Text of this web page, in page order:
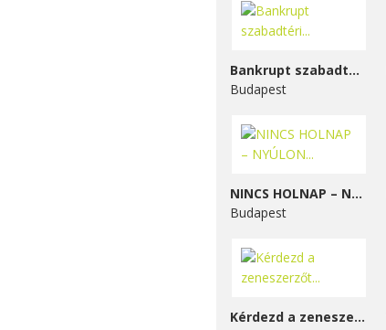
Bankrupt szabadtéri...
Budapest
NINCS HOLNAP – NYÚLON...
Budapest
Kérdezd a zeneszerzőt...